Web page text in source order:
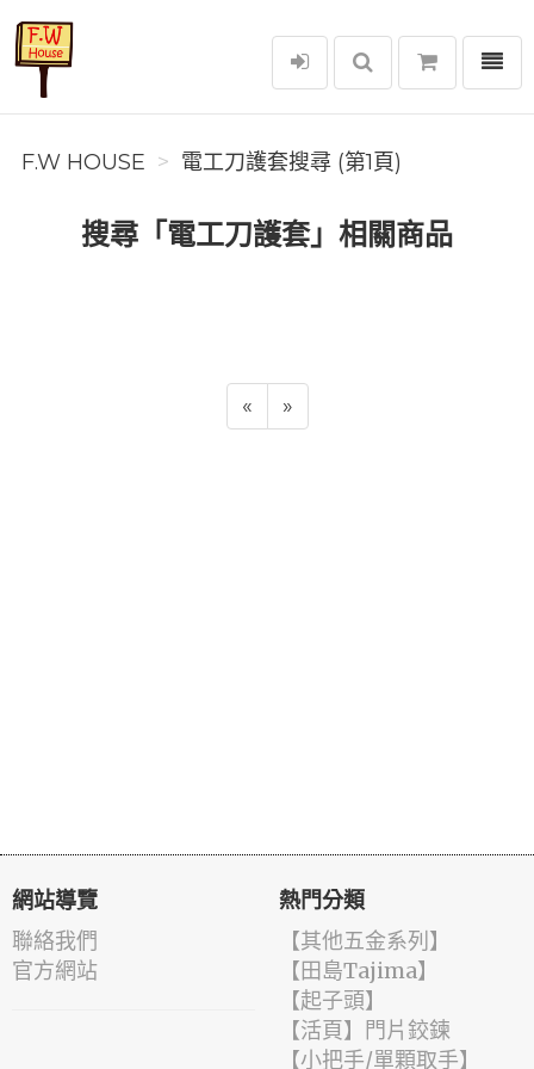
F.W House
選單
F.W HOUSE 電工刀護套搜尋 (第1頁)
搜尋「電工刀護套」相關商品
« »
網站導覽
聯絡我們
官方網站
熱門分類
【其他五金系列】
【田島Tajima】
【起子頭】
【活頁】門片鉸鍊
【小把手/單顆取手】